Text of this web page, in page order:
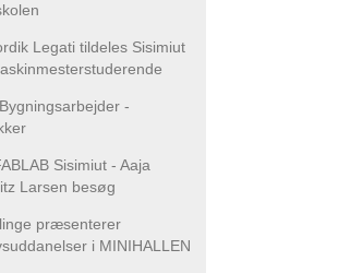
Legati tildeles Sisimiut
-
Sisimiut - Aaja
Larsen besøg
præsenterer
i MINIHALLEN